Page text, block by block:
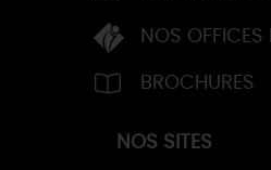
NOS OFFICES
BROCHURES
NOS SITES